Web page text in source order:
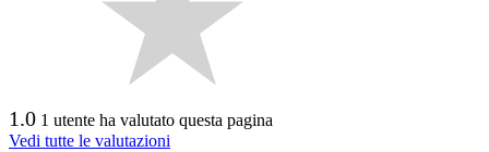
1.0 1 utente ha valutato questa pagina
Vedi tutte le valutazioni